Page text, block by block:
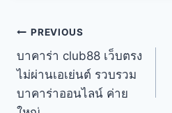
PREVIOUS
บาคาร่า club88 เว็บตรง
ไม่ผ่านเอเย่นต์ รวบรวม
บาคาร่าออนไลน์ ค่าย